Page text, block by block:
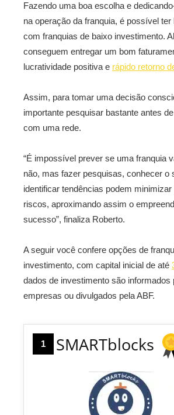
Fazendo uma boa escolha e
na operação da franquia, é possível
com franquias de baixo investimento.
conseguem entregar um bom
lucratividade positiva e rápido retorno
Assim, para tomar uma decisão
importante pesquisar bastante antes
com uma rede.
“É impossível prever se uma franquia
não, mas fazer pesquisas, conhecer o
identificar tendências podem
riscos, aproximando assim o
sucesso”, finaliza Roberto.
A seguir você confere opções de
investimento, com capital inicial de até
dados de investimento são informados
empresas ou divulgados pela ABF.
1 SMARTblocks